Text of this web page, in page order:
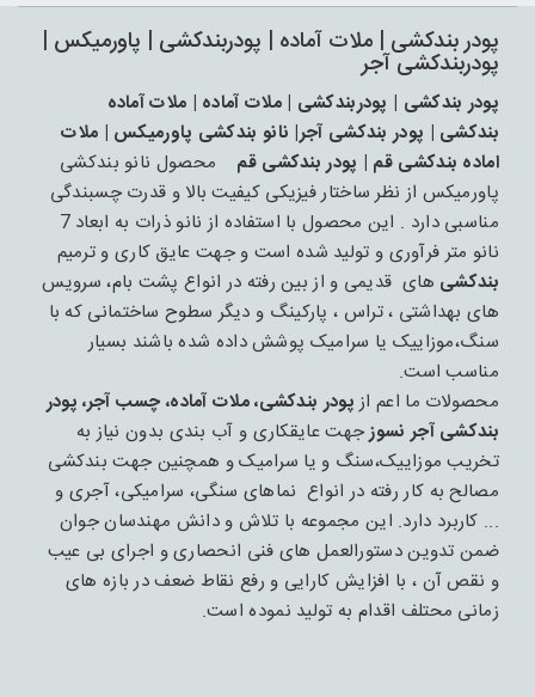
پودر بندکشی | ملات آماده | پودربندکشی | پاورمیکس |
پودربندکشی آجر
پودر بندکشی | پودربندکشی | ملات آماده | ملات آماده
بندکشی | پودر بندکشی آجر| نانو بندکشی پاورمیکس | ملات
اماده بندکشی قم | پودر بندکشی قم
محصول نانو بندکشی
پاورمیکس از نظر ساختار فیزیکی کیفیت بالا و قدرت چسبندگی
مناسبی دارد . این محصول با استفاده از نانو ذرات به ابعاد 7
نانو متر فرآوری و تولید شده است و جهت عایق کاری و ترمیم
بندکشی های قدیمی و از بین رفته در انواع پشت بام، سرویس
های بهداشتی ، تراس ، پارکینگ و دیگر سطوح ساختمانی که با
سنگ،موزاییک یا سرامیک پوشش داده شده باشند بسیار
مناسب است.
محصولات ما اعم ازپودر بندکشی، ملات آماده، چسب آجر، پودر
بندکشی آجر نسوزجهت عایقکاری و آب بندی بدون نیاز به
تخریب موزاییک،سنگ و یا سرامیک و همچنین جهت بندکشی
مصالح به کار رفته در انواع نماهای سنگی، سرامیکی، آجری و
... کاربرد دارد. این مجموعه با تلاش و دانش مهندسان جوان
ضمن تدوین دستورالعمل های فنی انحصاری و اجرای بی عیب
و نقص آن ، با افزایش کارایی و رفع نقاط ضعف در بازه های
زمانی محتلف اقدام به تولید نموده است.